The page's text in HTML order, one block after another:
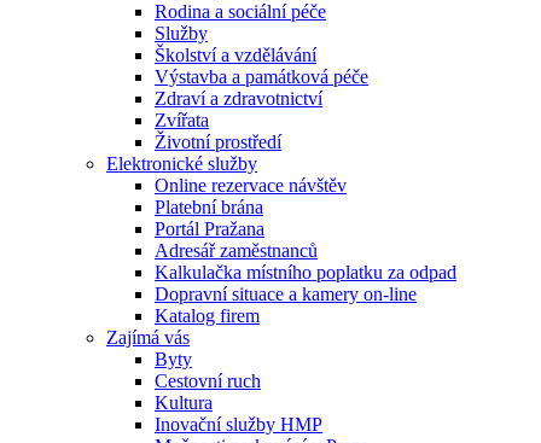
Rodina a sociální péče
Služby
Školství a vzdělávání
Výstavba a památková péče
Zdraví a zdravotnictví
Zvířata
Životní prostředí
Elektronické služby
Online rezervace návštěv
Platební brána
Portál Pražana
Adresář zaměstnanců
Kalkulačka místního poplatku za odpad
Dopravní situace a kamery on-line
Katalog firem
Zajímá vás
Byty
Cestovní ruch
Kultura
Inovační služby HMP